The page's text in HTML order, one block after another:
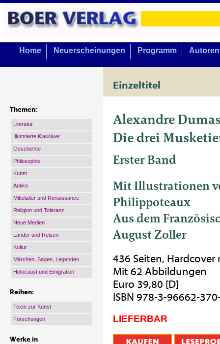
Home Neuerscheinungen Programm Autoren
Einzeltitel
Themen:
Literatur
Illustrierte Klassiker
Geschichte
Philosophie
Kunst
Antike
Mittelalter und Renaissance
Religion und Toleranz
Neue Medien
Länder und Reisen
Kultur
Märchen, Sagen, Legenden
Holocaust und Emigration
Reihen:
Texte zur Kunst
Forschungen
Werke in
Alexandre
Die drei
Erster Band
Mit Illustrationen
Philippoteaux
Aus dem
August Zoller
436 Seiten,
Mit 62 Abbildungen
Euro 39,80 [D]
ISBN 978-3-96662-
LIEFERBAR